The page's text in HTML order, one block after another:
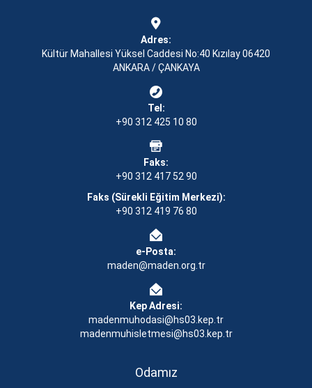
Adres:
Kültür Mahallesi Yüksel Caddesi No:40 Kızılay 06420
ANKARA / ÇANKAYA
Tel:
+90 312 425 10 80
Faks:
+90 312 417 52 90
Faks (Sürekli Eğitim Merkezi):
+90 312 419 76 80
e-Posta:
maden@maden.org.tr
Kep Adresi:
madenmuhodasi@hs03.kep.tr
madenmuhisletmesi@hs03.kep.tr
Odamız